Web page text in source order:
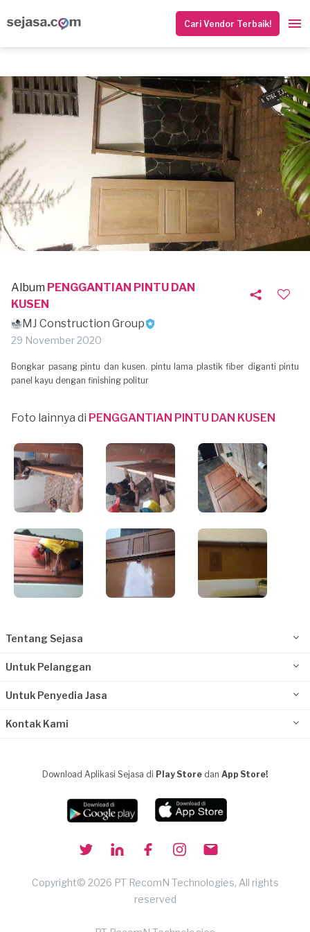
Cari Vendor Terbaik!
Album PENGGANTIAN PINTU DAN
KUSEN
MJ Construction Group
29 November 2020
Bongkar pasang pintu dan kusen. pintu lama plastik fiber diganti pintu
panel kayu dengan finishing politur
Foto lainnya di PENGGANTIAN PINTU DAN KUSEN
Tentang Sejasa
Untuk Pelanggan
Untuk Penyedia Jasa
Kontak Kami
Download Aplikasi Sejasa di Play Store dan App Store!
Copyright© 2026 PT RecomN Technologies, All rights
reserved